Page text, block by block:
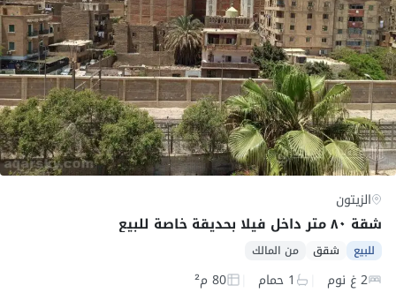
الزيتون
شقة ٨٠ متر داخل فيلا بحديقة خاصة للبيع
للبيع شقق من المالك
2 غ نوم 1 حمام 80 م²